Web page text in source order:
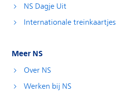
NS Dagje Uit
Internationale treinkaartjes
Meer NS
Over NS
Werken bij NS